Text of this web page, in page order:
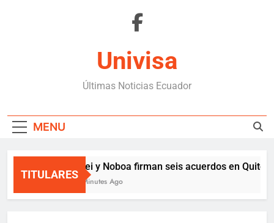
Univisa
Últimas Noticias Ecuador
MENU
TITULARES
Milei y Noboa firman seis acuerdos en Quito
31 Minutes Ago